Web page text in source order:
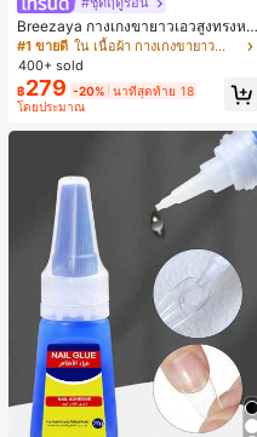
Breezaya กางเกงขายาวเอวสูงทรงหล
วมขาบานสำหรับผู้หญิง สีขาวเรียบหรูส
ไตล์ชิค เหมาะสำหรับใส่เที่ยวทะเล วันห
ยุดพักผ่อนฤดูร้อน ลุคสบายๆ ใส่ได้หลา
ยโอกาสในชีวิตประจำวัน
#1 ขายดี
ใน เนื้อผ้า กางเกงขายาวลำลองผ้า
400+ sold
฿279 -20% นาทีสุดท้าย 18
โดยประมาณ